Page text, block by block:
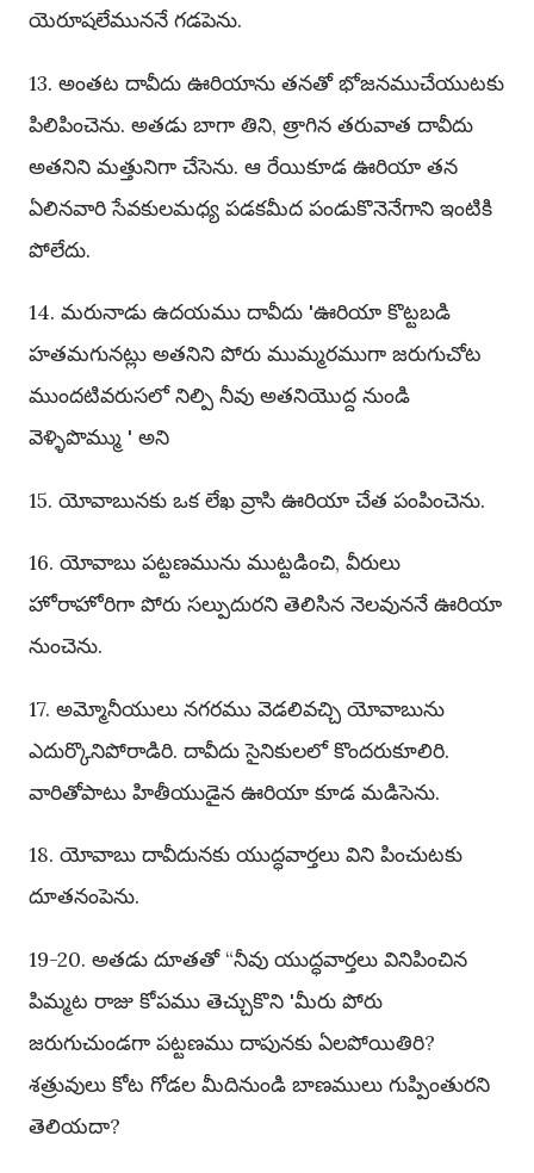
యెరూషలేముననే గడపెను.
13. అంతట దావీదు ఊరియాను తనతో భోజనముచేయుటకు
పిలిపించెను. అతడు బాగా తిని, త్రాగిన తరువాత దావీదు
అతనిని మత్తునిగా చేసెను. ఆ రేయికూడ ఊరియా తన
ఏలినవారి సేవకులమధ్య పడకమీద పండుకొనెనేగాని ఇంటికి
పోలేదు.
14. మరునాడు ఉదయము దావీదు 'ఊరియా కొట్టబడి
హతమగునట్లు అతనిని పోరు ముమ్మరముగా జరుగుచోట
ముందటివరుసలో నిల్పి నీవు అతనియొద్ద నుండి
వెళ్ళిపొమ్ము ' అని
15. యోవాబునకు ఒక లేఖ వ్రాసి ఊరియా చేత పంపించెను.
16. యోవాబు పట్టణమును ముట్టడించి, వీరులు
హోరాహోరిగా పోరు సల్పుదురని తెలిసిన నెలవుననే ఊరియా
నుంచెను.
17. అమ్మోనీయులు నగరము వెడలివచ్చి యోవాబును
ఎదుర్కొనిపోరాడిరి. దావీదు సైనికులలో కొందరుకూలిరి.
వారితోపాటు హితీయుడైన ఊరియా కూడ మడిసెను.
18. యోవాబు దావీదునకు యుద్ధవార్తలు విని పించుటకు
దూతనంపెను.
19-20. అతడు దూతతో “నీవు యుద్ధవార్తలు వినిపించిన
పిమ్మట రాజు కోపము తెచ్చుకొని 'మీరు పోరు
జరుగుచుండగా పట్టణము దాపునకు ఏలపోయితిరి?
శత్రువులు కోట గోడల మీదినుండి బాణములు గుప్పింతురని
తెలియదా?